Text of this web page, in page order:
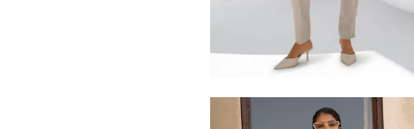
Meilleur prix sous 30 jours**: 229,95 €